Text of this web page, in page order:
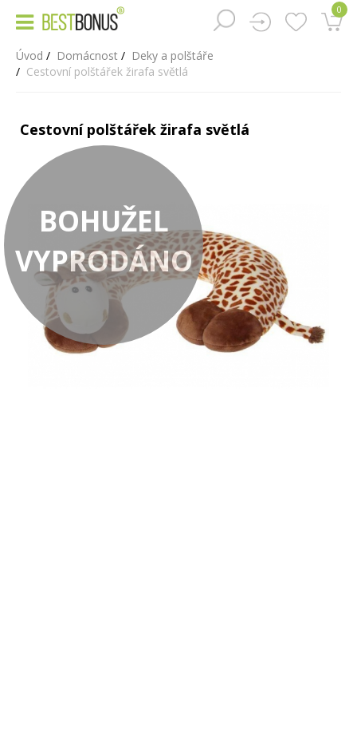
0
Úvod Domácnost
Deky a polštáře
Cestovní polštářek žirafa světlá
Cestovní polštářek žirafa světlá
BOHUŽEL
VYPRODÁNO